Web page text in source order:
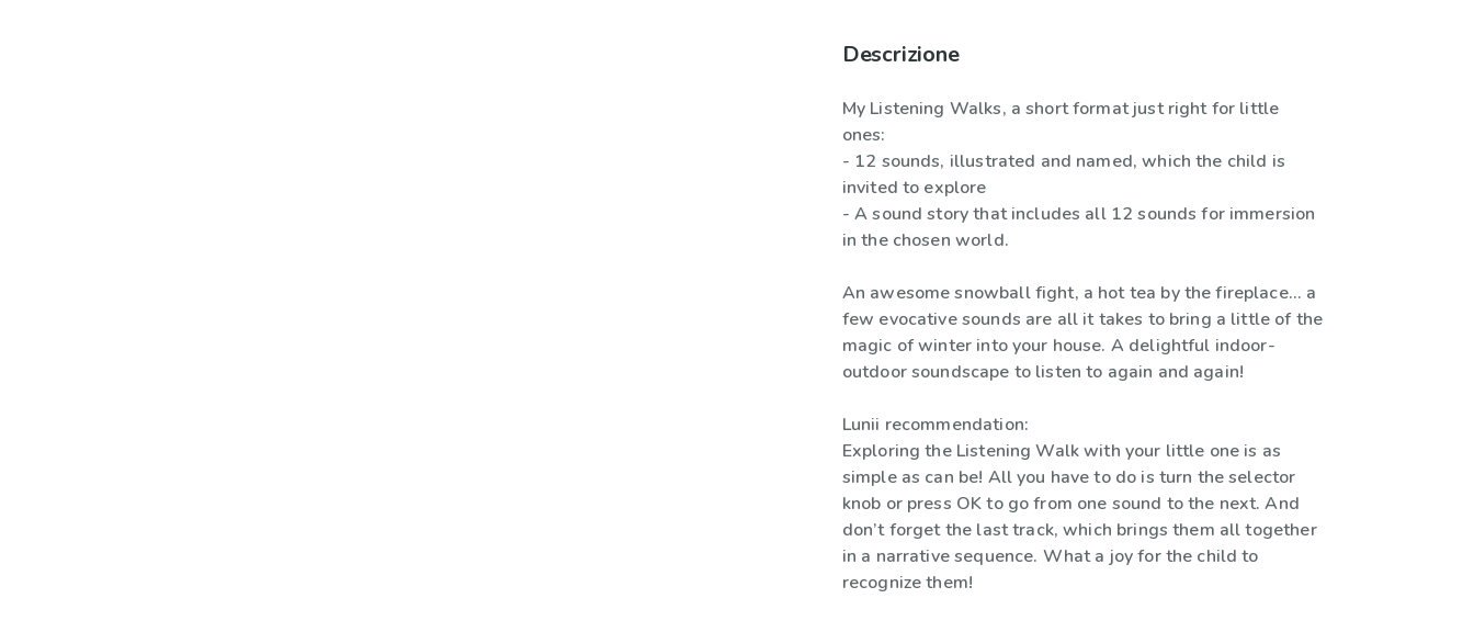
Descrizione
My Listening Walks, a short format just right for little
ones:
- 12 sounds, illustrated and named, which the child is
invited to explore
- A sound story that includes all 12 sounds for immersion
in the chosen world.
An awesome snowball fight, a hot tea by the fireplace... a
few evocative sounds are all it takes to bring a little of the
magic of winter into your house. A delightful indoor-
outdoor soundscape to listen to again and again!
Lunii recommendation:
Exploring the Listening Walk with your little one is as
simple as can be! All you have to do is turn the selector
knob or press OK to go from one sound to the next. And
don’t forget the last track, which brings them all together
in a narrative sequence. What a joy for the child to
recognize them!